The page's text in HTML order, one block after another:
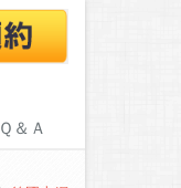
Ｑ＆Ａ